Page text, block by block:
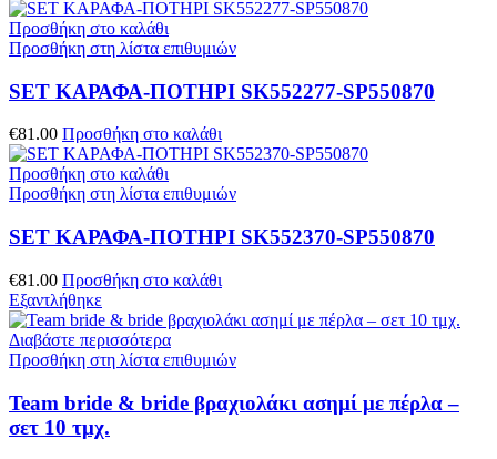
Προσθήκη στο καλάθι
Προσθήκη στη λίστα επιθυμιών
SET ΚΑΡΑΦΑ-ΠΟΤΗΡΙ SK552277-SP550870
€81.00 Προσθήκη στο καλάθι
Προσθήκη στο καλάθι
Προσθήκη στη λίστα επιθυμιών
SET ΚΑΡΑΦΑ-ΠΟΤΗΡΙ SK552370-SP550870
€81.00 Προσθήκη στο καλάθι
Εξαντλήθηκε
Διαβάστε περισσότερα
Προσθήκη στη λίστα επιθυμιών
Team bride & bride βραχιολάκι ασημί με πέρλα –
σετ 10 τμχ.